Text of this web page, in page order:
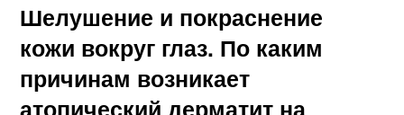
Шелушение и покраснение
кожи вокруг глаз. По каким
причинам возникает